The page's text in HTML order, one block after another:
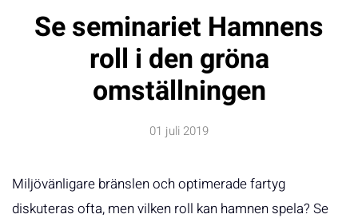
Se seminariet Hamnens
roll i den gröna
omställningen
01 juli 2019
Miljövänligare bränslen och optimerade fartyg
diskuteras ofta, men vilken roll kan hamnen spela? Se